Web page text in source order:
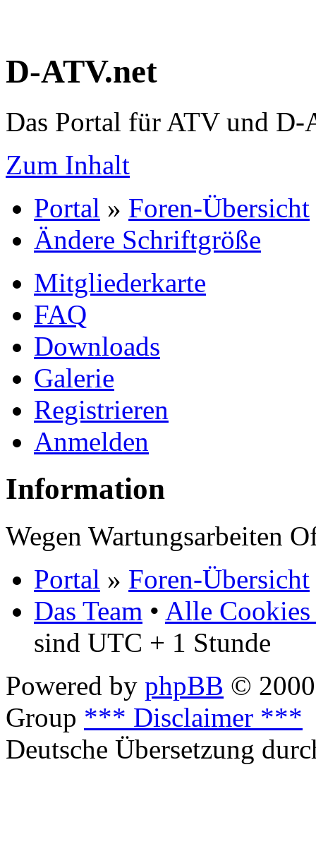
D-ATV.net
Das Portal für ATV und D-
Zum Inhalt
Portal » Foren-Übersicht
Ändere Schriftgröße
Mitgliederkarte
FAQ
Downloads
Galerie
Registrieren
Anmelden
Information
Wegen Wartungsarbeiten
Portal » Foren-Übersicht
Das Team • Alle Cookies
sind UTC + 1 Stunde
Powered by phpBB ©
Group *** Disclaimer ***
Deutsche Übersetzung